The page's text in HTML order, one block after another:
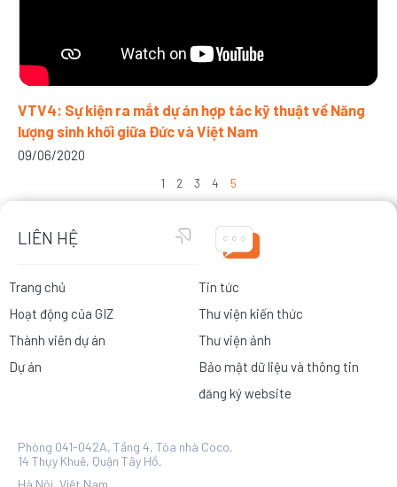
VTV4: Sự kiện ra mắt dự án hợp tác kỹ thuật về Năng
lượng sinh khối giữa Đức và Việt Nam
09/06/2020
1 2 3 4 5
LIÊN HỆ
Trang chủ
Hoạt động của GIZ
Thành viên dự án
Dự án
Tin tức
Thư viện kiến thức
Thư viện ảnh
Bảo mật dữ liệu và thông tin
đăng ký website
Phòng 041-042A, Tầng 4, Tòa nhà Coco,
14 Thụy Khuê, Quận Tây Hồ,
Hà Nội, Việt Nam